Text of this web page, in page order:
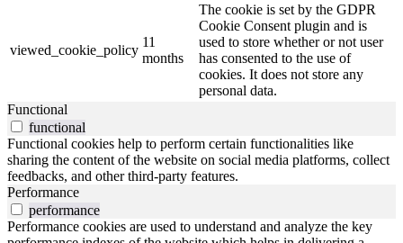
viewed_cookie_policy
11
months
The cookie is set by the GDPR
Cookie Consent plugin and is
used to store whether or not user
has consented to the use of
cookies. It does not store any
personal data.
Functional
functional
Functional cookies help to perform certain functionalities like
sharing the content of the website on social media platforms, collect
feedbacks, and other third-party features.
Performance
performance
Performance cookies are used to understand and analyze the key